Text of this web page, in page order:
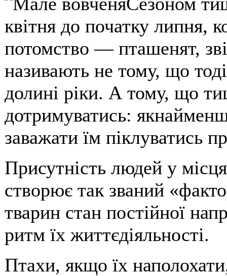
квітня до початку липня,
потомство — пташенят,
називають не тому, що
долині ріки. А тому, що
дотримуватись:
заважати їм піклуватись
Присутність людей у
створює так званий
тварин стан постійної
ритм їх життєдіяльності.
Птахи, якщо їх